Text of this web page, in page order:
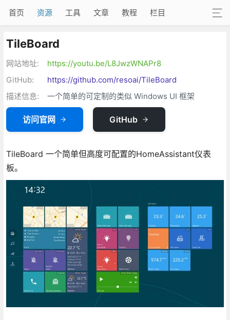
首页 资源 工具 文章 教程 栏目
TileBoard
网站地址:
https://youtu.be/L8JwzWNAPr8
GitHub:
https://github.com/resoai/TileBoard
描述信息:
一个简单的可定制的类似 Windows UI 框架
访问官网 GitHub
TileBoard 一个简单但高度可配置的HomeAssistant仪表
板。